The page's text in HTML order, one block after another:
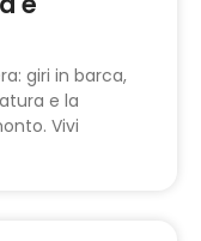
giri in barca,
e la
Vivi